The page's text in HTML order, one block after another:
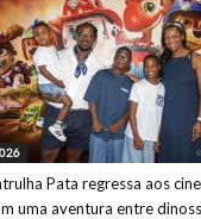
Pata regressa aos
uma aventura entre